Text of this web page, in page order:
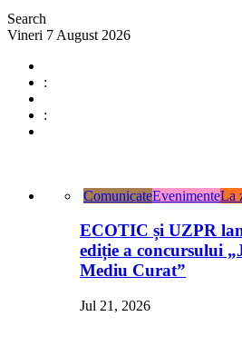
Search
Vineri 7 August 2026
:
:
ComunicateEvenimenteLa
ECOTIC și UZPR
ediție a concursului
Mediu Curat”
Jul 21, 2026